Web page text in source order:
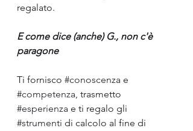
regalato.
E come dice (anche) G., non c'è
paragone
Ti fornisco #conoscenza e
#competenza, trasmetto
#esperienza e ti regalo gli
#strumenti di calcolo al fine di